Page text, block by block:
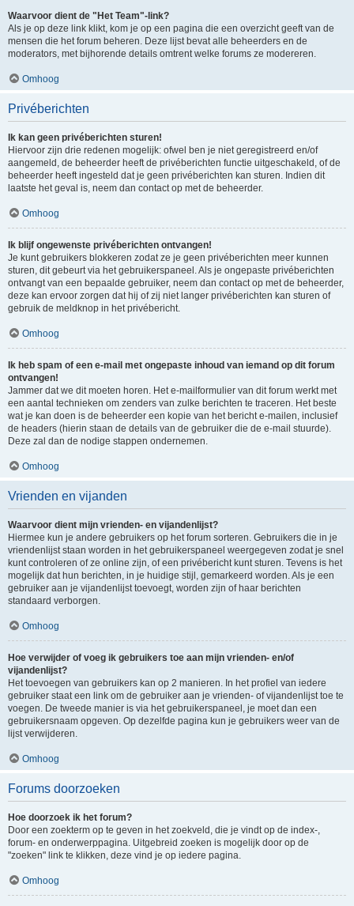
Waarvoor dient de "Het Team"-link?
Als je op deze link klikt, kom je op een pagina die een overzicht geeft van de
mensen die het forum beheren. Deze lijst bevat alle beheerders en de
moderators, met bijhorende details omtrent welke forums ze modereren.
Omhoog
Privéberichten
Ik kan geen privéberichten sturen!
Hiervoor zijn drie redenen mogelijk: ofwel ben je niet geregistreerd en/of
aangemeld, de beheerder heeft de privéberichten functie uitgeschakeld, of de
beheerder heeft ingesteld dat je geen privéberichten kan sturen. Indien dit
laatste het geval is, neem dan contact op met de beheerder.
Omhoog
Ik blijf ongewenste privéberichten ontvangen!
Je kunt gebruikers blokkeren zodat ze je geen privéberichten meer kunnen
sturen, dit gebeurt via het gebruikerspaneel. Als je ongepaste privéberichten
ontvangt van een bepaalde gebruiker, neem dan contact op met de beheerder,
deze kan ervoor zorgen dat hij of zij niet langer privéberichten kan sturen of
gebruik de meldknop in het privébericht.
Omhoog
Ik heb spam of een e-mail met ongepaste inhoud van iemand op dit forum
ontvangen!
Jammer dat we dit moeten horen. Het e-mailformulier van dit forum werkt met
een aantal technieken om zenders van zulke berichten te traceren. Het beste
wat je kan doen is de beheerder een kopie van het bericht e-mailen, inclusief
de headers (hierin staan de details van de gebruiker die de e-mail stuurde).
Deze zal dan de nodige stappen ondernemen.
Omhoog
Vrienden en vijanden
Waarvoor dient mijn vrienden- en vijandenlijst?
Hiermee kun je andere gebruikers op het forum sorteren. Gebruikers die in je
vriendenlijst staan worden in het gebruikerspaneel weergegeven zodat je snel
kunt controleren of ze online zijn, of een privébericht kunt sturen. Tevens is het
mogelijk dat hun berichten, in je huidige stijl, gemarkeerd worden. Als je een
gebruiker aan je vijandenlijst toevoegt, worden zijn of haar berichten
standaard verborgen.
Omhoog
Hoe verwijder of voeg ik gebruikers toe aan mijn vrienden- en/of
vijandenlijst?
Het toevoegen van gebruikers kan op 2 manieren. In het profiel van iedere
gebruiker staat een link om de gebruiker aan je vrienden- of vijandenlijst toe te
voegen. De tweede manier is via het gebruikerspaneel, je moet dan een
gebruikersnaam opgeven. Op dezelfde pagina kun je gebruikers weer van de
lijst verwijderen.
Omhoog
Forums doorzoeken
Hoe doorzoek ik het forum?
Door een zoekterm op te geven in het zoekveld, die je vindt op de index-,
forum- en onderwerppagina. Uitgebreid zoeken is mogelijk door op de
"zoeken" link te klikken, deze vind je op iedere pagina.
Omhoog